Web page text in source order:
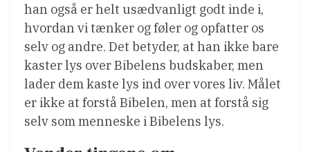
han også er helt usædvanligt godt inde i,
hvordan vi tænker og føler og opfatter os
selv og andre. Det betyder, at han ikke bare
kaster lys over Bibelens budskaber, men
lader dem kaste lys ind over vores liv. Målet
er ikke at forstå Bibelen, men at forstå sig
selv som menneske i Bibelens lys.